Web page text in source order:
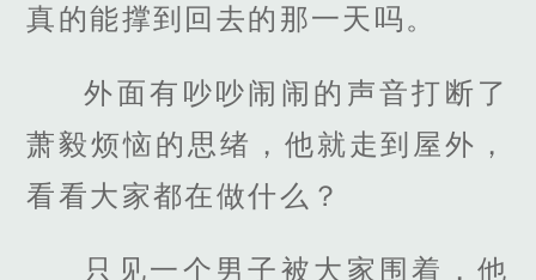
真的能撑到回去的那一天吗。
外面有吵吵闹闹的声音打断了
萧毅烦恼的思绪，他就走到屋外，
看看大家都在做什么？
只见一个男子被大家围着，他